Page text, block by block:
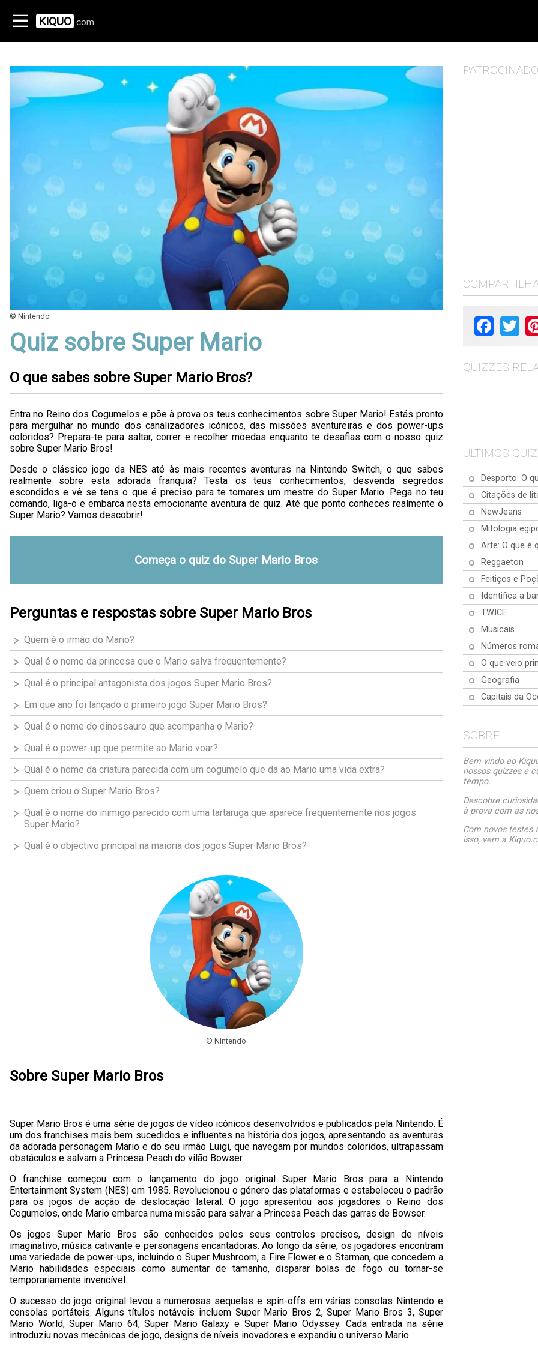
KIQUO .com
© Nintendo
Quiz sobre Super Mario
O que sabes sobre Super Mario Bros?
Entra no Reino dos Cogumelos e põe à prova os teus conhecimentos sobre Super Mario! Estás pronto
para mergulhar no mundo dos canalizadores icónicos, das missões aventureiras e dos power-ups
coloridos? Prepara-te para saltar, correr e recolher moedas enquanto te desafias com o nosso quiz
sobre Super Mario Bros!
Desde o clássico jogo da NES até às mais recentes aventuras na Nintendo Switch, o que sabes
realmente sobre esta adorada franquia? Testa os teus conhecimentos, desvenda segredos
escondidos e vê se tens o que é preciso para te tornares um mestre do Super Mario. Pega no teu
comando, liga-o e embarca nesta emocionante aventura de quiz. Até que ponto conheces realmente o
Super Mario? Vamos descobrir!
Começa o quiz do Super Mario Bros
Perguntas e respostas sobre Super Mario Bros
Quem é o irmão do Mario?
Qual é o nome da princesa que o Mario salva frequentemente?
Qual é o principal antagonista dos jogos Super Mario Bros?
Em que ano foi lançado o primeiro jogo Super Mario Bros?
Qual é o nome do dinossauro que acompanha o Mario?
Qual é o power-up que permite ao Mario voar?
Qual é o nome da criatura parecida com um cogumelo que dá ao Mario uma vida extra?
Quem criou o Super Mario Bros?
Qual é o nome do inimigo parecido com uma tartaruga que aparece frequentemente nos jogos
Super Mario?
Qual é o objectivo principal na maioria dos jogos Super Mario Bros?
© Nintendo
Sobre Super Mario Bros
Super Mario Bros é uma série de jogos de vídeo icónicos desenvolvidos e publicados pela Nintendo. É
um dos franchises mais bem sucedidos e influentes na história dos jogos, apresentando as aventuras
da adorada personagem Mario e do seu irmão Luigi, que navegam por mundos coloridos, ultrapassam
obstáculos e salvam a Princesa Peach do vilão Bowser.
O franchise começou com o lançamento do jogo original Super Mario Bros para a Nintendo
Entertainment System (NES) em 1985. Revolucionou o género das plataformas e estabeleceu o padrão
para os jogos de acção de deslocação lateral. O jogo apresentou aos jogadores o Reino dos
Cogumelos, onde Mario embarca numa missão para salvar a Princesa Peach das garras de Bowser.
Os jogos Super Mario Bros são conhecidos pelos seus controlos precisos, design de níveis
imaginativo, música cativante e personagens encantadoras. Ao longo da série, os jogadores encontram
uma variedade de power-ups, incluindo o Super Mushroom, a Fire Flower e o Starman, que concedem a
Mario habilidades especiais como aumentar de tamanho, disparar bolas de fogo ou tornar-se
temporariamente invencível.
O sucesso do jogo original levou a numerosas sequelas e spin-offs em várias consolas Nintendo e
consolas portáteis. Alguns títulos notáveis incluem Super Mario Bros 2, Super Mario Bros 3, Super
Mario World, Super Mario 64, Super Mario Galaxy e Super Mario Odyssey. Cada entrada na série
introduziu novas mecânicas de jogo, designs de níveis inovadores e expandiu o universo Mario.
PATROCINADO
Facebook
QUIZZES
ÚLTIMOS
Desporto: O
Citações de
NewJeans
Mitologia
Arte: O que é
Reggaeton
Feitiços e
Identifica a
TWICE
Musicais
Números
O que veio
Geografia
Capitais da
SOBRE
Bem-vindo ao
nossos quizzes e
tempo.
Descobre
à prova com as
Com novos testes
isso, vem a